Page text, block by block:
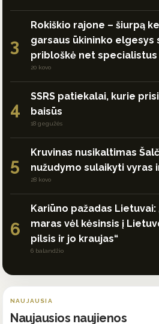
3
Rokiškio rajone – šiurpą
garsaus ūkininko elgesys
pribloškė net specialistus
20 kovo
4
SSRS patiekalai, kurie
baisūs
18 gegužės
5
Kruvinas nusikaltimas
nužudymo sulaikyti vyras
28 kovo
6
Kariūno pažadas Lietuvai:
maras vėl kėsinsis į
pilsis ir jo kraujas“
6 balandžio
NAUJAUSIA
Naujausios naujienos